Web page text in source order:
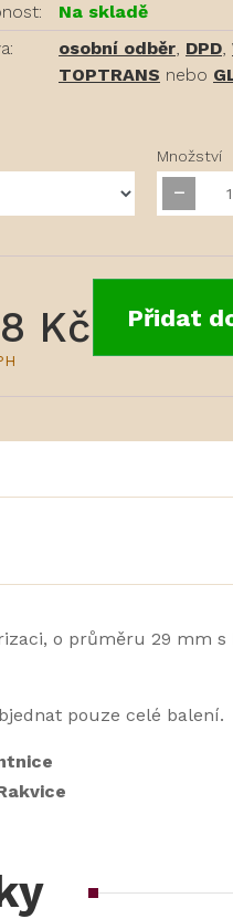
Na skladě
osobní odběr, DPD,
TOPTRANS nebo
Množství
Kč Přidat
o průměru 29 mm
pouze celé balení.